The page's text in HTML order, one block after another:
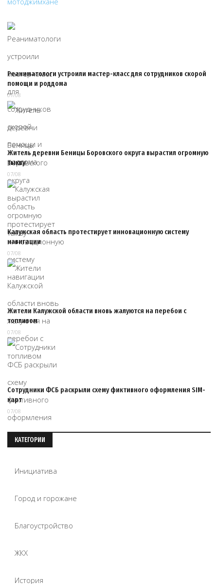
Реаниматологи устроили мастер-класс для сотрудников скорой
помощи и роддома
07/08
Житель деревни Беницы Боровского округа вырастил огромную
тыкву
07/08
Калужская область протестирует инновационную систему
навигации
07/08
Жители Калужской области вновь жалуются на перебои с
топливом
07/08
Сотрудники ФСБ раскрыли схему фиктивного оформления SIM-
карт
07/08
КАТЕГОРИИ
Инициатива
Город и горожане
Благоустройство
ЖКХ
История